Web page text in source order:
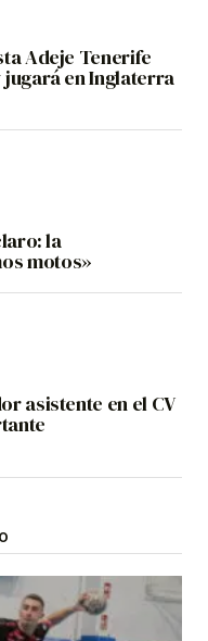
Adeje Tenerife
jugará en Inglaterra
la
motos»
asistente en el CV